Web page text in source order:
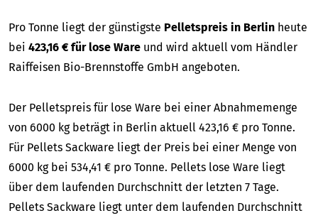
Pro Tonne liegt der günstigste Pelletspreis in Berlin heute
bei 423,16 € für lose Ware und wird aktuell vom Händler
Raiffeisen Bio-Brennstoffe GmbH angeboten.
Der Pelletspreis für lose Ware bei einer Abnahmemenge
von 6000 kg beträgt in Berlin aktuell 423,16 € pro Tonne.
Für Pellets Sackware liegt der Preis bei einer Menge von
6000 kg bei 534,41 € pro Tonne. Pellets lose Ware liegt
über dem laufenden Durchschnitt der letzten 7 Tage.
Pellets Sackware liegt unter dem laufenden Durchschnitt